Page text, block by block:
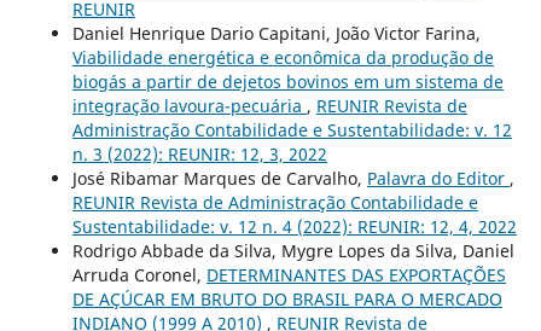
REUNIR
Daniel Henrique Dario Capitani, João Victor Farina,
Viabilidade energética e econômica da produção de
biogás a partir de dejetos bovinos em um sistema de
integração lavoura-pecuária , REUNIR Revista de
Administração Contabilidade e Sustentabilidade: v. 12
n. 3 (2022): REUNIR: 12, 3, 2022
José Ribamar Marques de Carvalho, Palavra do Editor ,
REUNIR Revista de Administração Contabilidade e
Sustentabilidade: v. 12 n. 4 (2022): REUNIR: 12, 4, 2022
Rodrigo Abbade da Silva, Mygre Lopes da Silva, Daniel
Arruda Coronel, DETERMINANTES DAS EXPORTAÇÕES
DE AÇÚCAR EM BRUTO DO BRASIL PARA O MERCADO
INDIANO (1999 A 2010) , REUNIR Revista de